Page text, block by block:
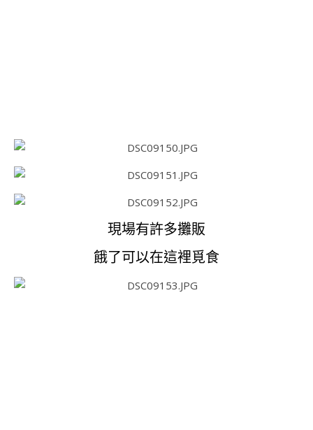
現場有許多攤販
餓了可以在這裡覓食